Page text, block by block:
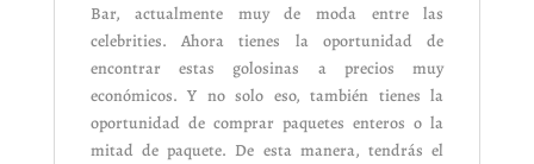
Bar, actualmente muy de moda entre las
celebrities. Ahora tienes la oportunidad de
encontrar estas golosinas a precios muy
económicos. Y no solo eso, también tienes la
oportunidad de comprar paquetes enteros o la
mitad de paquete. De esta manera, tendrás el